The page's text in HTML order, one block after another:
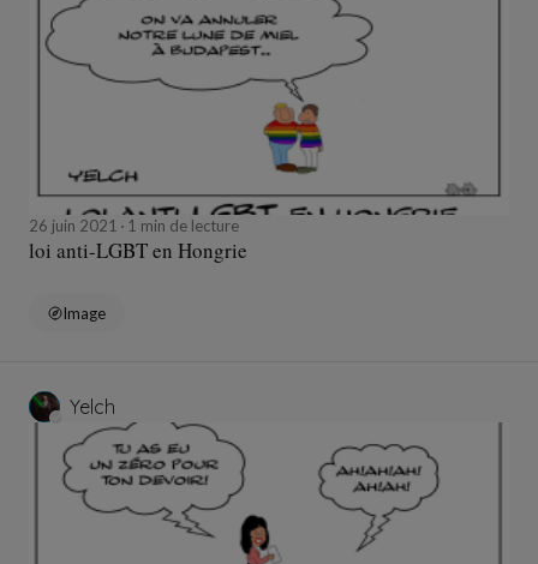
26 juin 2021 1 min de lecture
loi anti-LGBT en Hongrie
Image
Yelch